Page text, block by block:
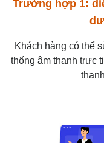
Trường hợp 1:
Khách hàng có thể
thống âm thanh trực